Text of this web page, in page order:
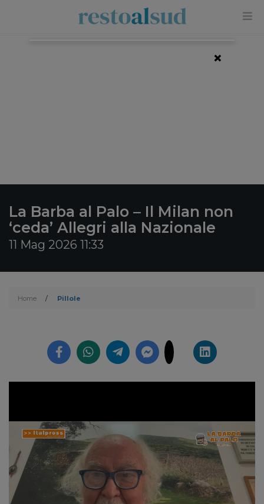
La Barba al Palo – Il Milan non
‘ceda’ Allegri alla Nazionale
11 Mag 2026 11:33
Home / Pillole
×